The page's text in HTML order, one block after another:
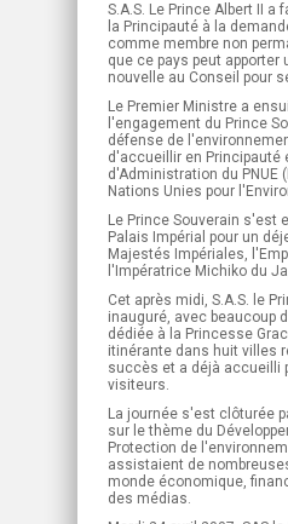
S.A.S. Le Prince Albert II a
la Principauté à la
comme membre non
que ce pays peut apporter
nouvelle au Conseil pour
Le Premier Ministre a
l'engagement du Prince
défense de
d'accueillir en Principauté
d'Administration du PNUE
Nations Unies pour
Le Prince Souverain s'est
Palais Impérial pour un
Majestés Impériales,
l'Impératrice Michiko du
Cet après midi, S.A.S. le
inauguré, avec beaucoup
dédiée à la Princesse
itinérante dans huit villes
succès et a déjà accueilli
visiteurs.
La journée s'est clôturée
sur le thème du
Protection de
assistaient de
monde économique,
des médias.